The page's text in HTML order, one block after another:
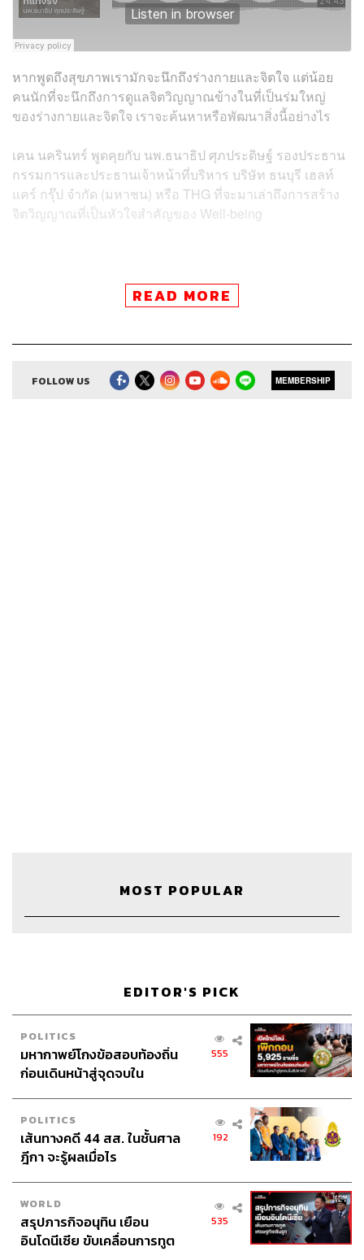
หากพูดถึงสุขภาพเรามักจะนึกถึงร่างกายและจิตใจ แต่น้อย
คนนักที่จะนึกถึงการดูแลจิตวิญญาณข้างในที่เป็นร่มใหญ่
ของร่างกายและจิตใจ เราจะค้นหาหรือพัฒนาสิ่งนี้อย่างไร
เคน นครินทร์ พูดคุยกับ นพ.ธนาธิป ศุภประดิษฐ์ รองประธาน
กรรมการและประธานเจ้าหน้าที่บริหาร บริษัท ธนบุรี เฮลท์
แคร์ กรุ๊ป จำกัด (มหาชน) หรือ THG ที่จะมาเล่าถึงการสร้าง
จิตวิญญาณที่เป็นหัวใจสำคัญของ Well-being
สามารถฟังพอดแคสต์ The Secret Sauce
The Secret Sauce Manager
ปวริศา ตั้งตุลานนท์
Content Creatorชาคร ฉายเพชร, ธนภาคย์ อิทธิชัยพล,
ภัทรสุดา บุญญศรี, ภัทรพร บุญนำอุดม
Video Editorวุฒิชัย ถิระบัญชาศักดิ์, อนนต์ พูนเจ้าทรัพย์
Sound Designer & Engineer
กฤตพล จียะเกียรติ
Sound Recording Engineer ขจีพรรณ วิจิตรรัตน์, ธภัทร
ตั้งวงษ์ไชย
Assistantอสุมิ สุกี้คาวะ
Graphic Designer
Channel Managerเชษฐพงศ์ ชูประดิษฐ์
Social Media Editorทศพล เพิ่มพูล
READ MORE
FOLLOW US MEMBERSHIP
MOST POPULAR
EDITOR'S PICK
POLITICS
มหากาพย์โกงข้อสอบท้องถิ่น
ก่อนเดินหน้าสู่จุดจบใน
555
POLITICS
เส้นทางคดี 44 สส. ในชั้นศาล
ฎีกา จะรู้ผลเมื่อไร
192
WORLD
สรุปภารกิจอนุทิน เยือน
อินโดนีเซีย ขับเคลื่อนการทูต
535